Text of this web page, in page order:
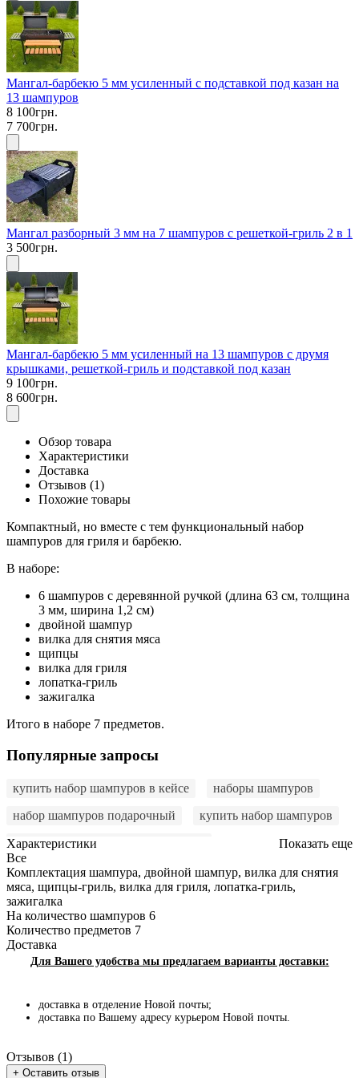
Мангал-барбекю 5 мм усиленный с подставкой под казан на
13 шампуров
8 100грн.
7 700грн.
Мангал разборный 3 мм на 7 шампуров с решеткой-гриль 2 в 1
3 500грн.
Мангал-барбекю 5 мм усиленный на 13 шампуров с друмя
крышками, решеткой-гриль и подставкой под казан
9 100грн.
8 600грн.
Обзор товара
Характеристики
Доставка
Отзывов (1)
Похожие товары
Компактный, но вместе с тем функциональный набор
шампуров для гриля и барбекю.
В наборе:
6 шампуров с деревянной ручкой (длина 63 см, толщина
3 мм, ширина 1,2 см)
двойной шампур
вилка для снятия мяса
щипцы
вилка для гриля
лопатка-гриль
зажигалка
Итого в наборе 7 предметов.
Популярные запросы
купить набор шампуров в кейсе
наборы шампуров
набор шампуров подарочный
купить набор шампуров
купить набор шампуров в Украине
набор шампуров на подарок
набор шампуров подарочный в кейсе
шампура в наборе
набор с шампурами
шампура в кейсе
набор для барбекю
набор шампуров
набор для шампуров
Показать еще
Характеристики
Все
Комплектация шампура, двойной шампур, вилка для снятия
мяса, щипцы-гриль, вилка для гриля, лопатка-гриль,
зажигалка
На количество шампуров 6
Количество предметов 7
Доставка
Для Вашего удобства мы предлагаем варианты доставки:
доставка в отделение Новой почты;
доставка по Вашему адресу курьером Новой почты.
Отзывов (1)
+ Оставить отзыв